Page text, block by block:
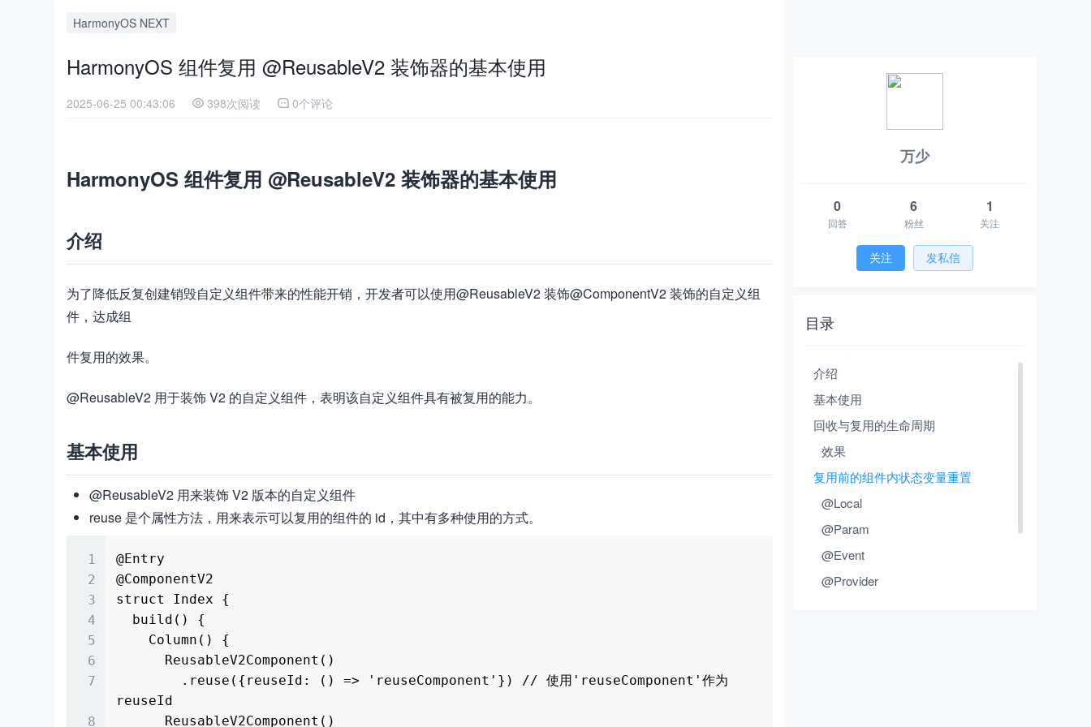
HarmonyOS NEXT
HarmonyOS 组件复用 @ReusableV2 装饰器的基本使用
2025-06-25 00:43:06 398次阅读 0个评论
HarmonyOS 组件复用 @ReusableV2 装饰器的基本使用
介绍
为了降低反复创建销毁自定义组件带来的性能开销，开发者可以使用@ReusableV2 装饰@ComponentV2 装饰的自定义组
件，达成组
件复用的效果。
@ReusableV2 用于装饰 V2 的自定义组件，表明该自定义组件具有被复用的能力。
基本使用
@ReusableV2 用来装饰 V2 版本的自定义组件
reuse 是个属性方法，用来表示可以复用的组件的 id，其中有多种使用的方式。
@Entry
@ComponentV2
struct Index {
reuseId
万少
0
回答
6
粉丝
1
关注
关注 发私信
目录
介绍
基本使用
回收与复用的生命周期
效果
复用前的组件内状态变量重置
@Local
@Param
@Event
@Provider